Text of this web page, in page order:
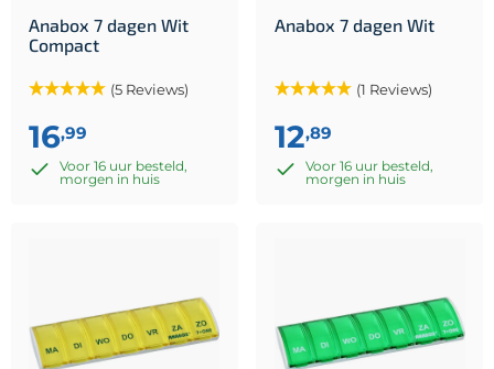
Anabox 7 dagen Wit
Compact
(5 Reviews)
16,99
Voor 16 uur besteld,
morgen in huis
Anabox 7 dagen Wit
(1 Reviews)
12,89
Voor 16 uur besteld,
morgen in huis